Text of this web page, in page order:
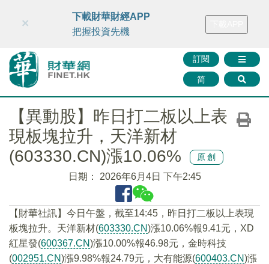
財華智庫網 FINTV FINMETA 財華證券 媒體矩陣
訂閱
简
×
下載財華財經APP
把握投資先機
【異動股】昨日打二板以上表
現板塊拉升，天洋新材
(603330.CN)漲10.06%
原創
日期： 2026年6月4日 下午2:45
【財華社訊】今日午盤，截至14:45，昨日打二板以上表現
板塊拉升。天洋新材(603330.CN)漲10.06%報9.41元，XD
紅星發(600367.CN)漲10.00%報46.98元，金時科技
(002951.CN)漲9.98%報24.79元，大有能源(600403.CN)漲